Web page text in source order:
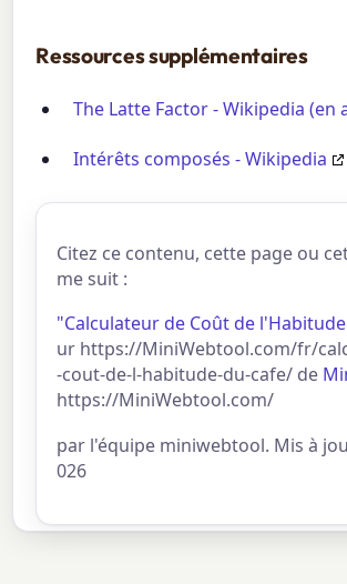
Ressources supplémentaires
The Latte Factor - Wikipedia (en
Intérêts composés - Wikipedia
Citez ce contenu, cette page ou
me suit :
"Calculateur de Coût de
ur https://MiniWebtool.com/fr/
-cout-de-l-habitude-du-cafe/ de
https://MiniWebtool.com/
par l'équipe miniwebtool. Mis à
026